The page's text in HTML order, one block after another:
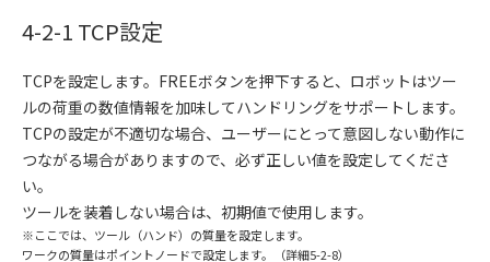
4-2-1 TCP設定
TCPを設定します。FREEボタンを押下すると、ロボットはツー
ルの荷重の数値情報を加味してハンドリングをサポートします。
TCPの設定が不適切な場合、ユーザーにとって意図しない動作に
つながる場合がありますので、必ず正しい値を設定してくださ
い。
ツールを装着しない場合は、初期値で使用します。
※ここでは、ツール（ハンド）の質量を設定します。
ワークの質量はポイントノードで設定します。（詳細5-2-8）